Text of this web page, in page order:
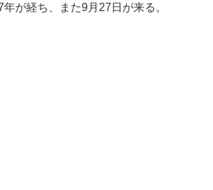
が経ち、また9月27日が来る。